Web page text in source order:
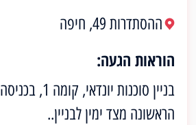
ההסתדרות 49, חיפה
הוראות הגעה:
בניין סוכנות יונדאי, קומה 1, בכניסה
הראשונה מצד ימין לבניין..